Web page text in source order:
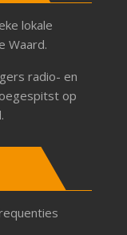
lokale
Waard.
radio- en
op